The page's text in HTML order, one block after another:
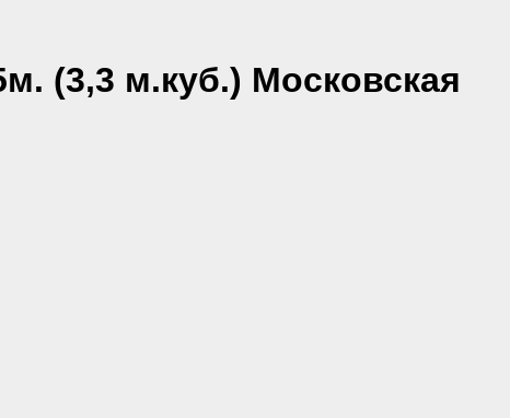
(3,3 м.куб.) Московская